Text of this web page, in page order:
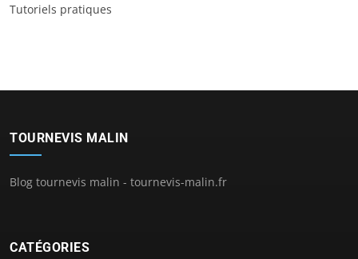
Tutoriels pratiques
TOURNEVIS MALIN
Blog tournevis malin - tournevis-malin.fr
CATÉGORIES